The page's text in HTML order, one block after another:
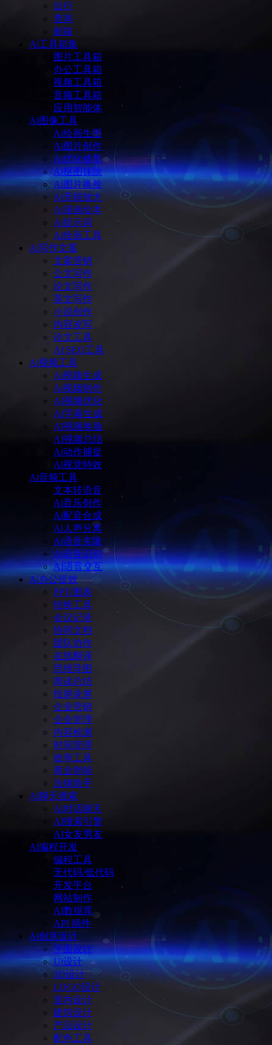
出行
查询
邮箱
Ai工具箱集
图片工具箱
办公工具箱
视频工具箱
音频工具箱
应用智能体
Ai图像工具
Ai绘画生图
Ai图片创作
Ai优化修复
Ai抠图抹除
Ai图片换脸
Ai无损放大
Ai漫画绘本
Ai提示词
Ai绘画工具
Ai写作文案
文案营销
公文写作
论文写作
英文写作
小说创作
内容改写
论文工具
AI SEO工具
Ai视频工具
Ai视频生成
Ai视频制作
AI视频优化
AI字幕生成
AI视频换脸
AI视频总结
Ai动作捕捉
Ai视觉特效
Ai音频工具
文本转语音
Ai音乐创作
Ai配音合成
Ai人声分离
Ai语音克隆
Ai语音识别
AI语音交互
Ai办公提效
PPT/图表
转换工具
会议记录
协同文档
团队协作
在线翻译
思维导图
阅读总结
投屏录屏
企业营销
企业管理
内容检测
时间管理
效率工具
商业智能
法律助手
Ai聊天搜索
Ai对话聊天
AI搜索引擎
AI女友男友
Ai编程开发
编程工具
无代码/低代码
开发平台
网站制作
AI数据库
API 插件
Ai创意设计
平面设计
Ui设计
3D设计
LOGO设计
室内设计
建筑设计
产品设计
配色工具